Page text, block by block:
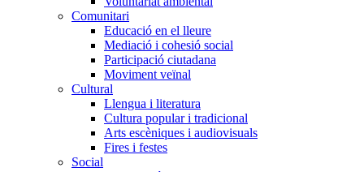
Comunitari
Educació en el lleure
Mediació i cohesió social
Participació ciutadana
Moviment veïnal
Cultural
Llengua i literatura
Cultura popular i tradicional
Arts escèniques i audiovisuals
Fires i festes
Social